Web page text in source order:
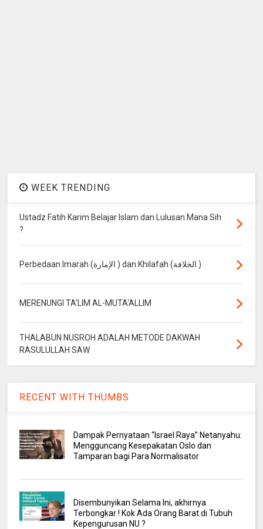
WEEK TRENDING
Ustadz Fatih Karim Belajar Islam dan Lulusan Mana Sih
?
Perbedaan Imarah (الإمارة ) dan Khilafah (الخلافة )
MERENUNGI TA'LIM AL-MUTA'ALLIM
THALABUN NUSROH ADALAH METODE DAKWAH
RASULULLAH SAW
RECENT WITH THUMBS
Dampak Pernyataan “Israel Raya” Netanyahu:
Mengguncang Kesepakatan Oslo dan
Tamparan bagi Para Normalisator
Disembunyikan Selama Ini, akhirnya
Terbongkar ! Kok Ada Orang Barat di Tubuh
Kepengurusan NU ?